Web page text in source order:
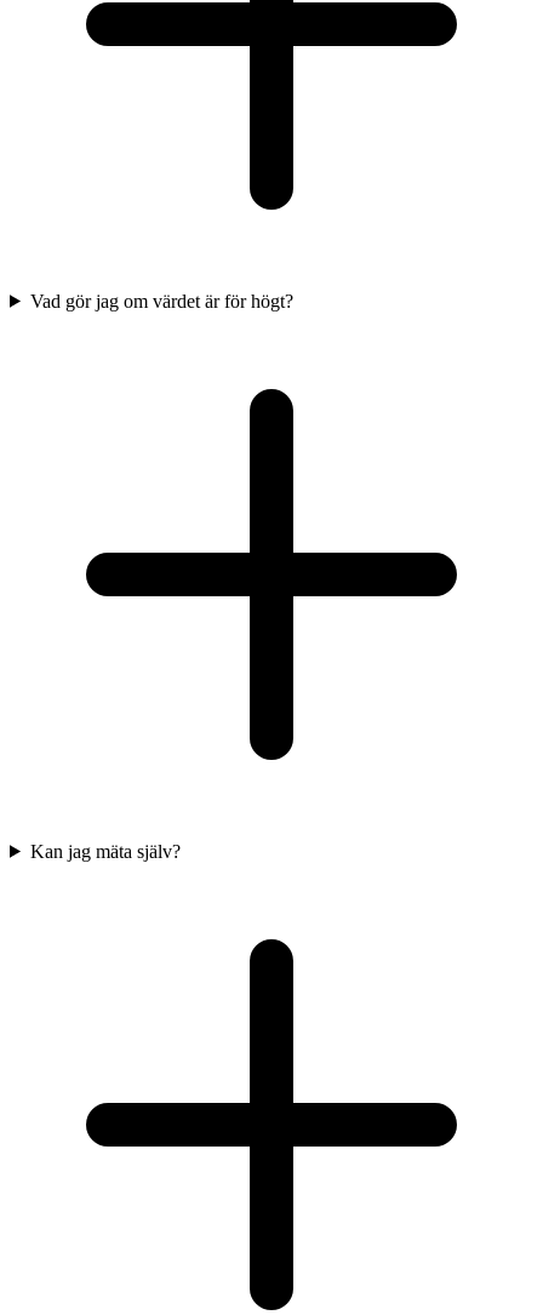
Vad gör jag om värdet är för högt?
Kan jag mäta själv?